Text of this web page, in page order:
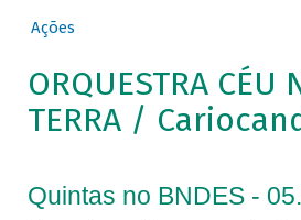
Ações
ORQUESTRA CÉU
TERRA /
Quintas no BNDES -